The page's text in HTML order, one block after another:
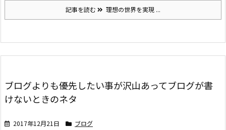
記事を読む 理想の世界を実現 ...
ブログよりも優先したい事が沢山あってブログが書
けないときのネタ
2017年12月21日 ブログ